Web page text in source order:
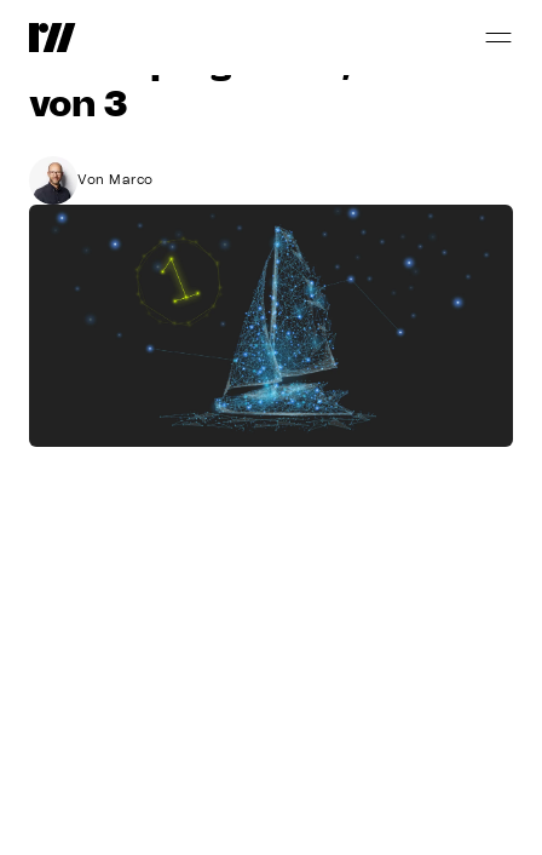
Das
Förderprogramm,
von 3
Von Marco